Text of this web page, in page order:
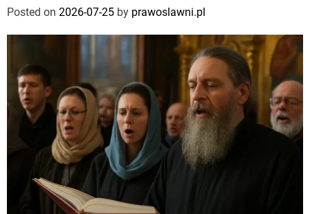
Posted on 2026-07-25 by prawoslawni.pl